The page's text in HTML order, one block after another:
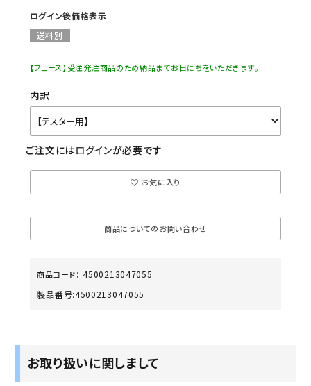
ログイン後価格表示
送料別
【フェース】受注発注商品のため納品までお日にちをいただきます。
内訳
ご注文にはログインが必要です
お気に入り
商品についてのお問い合わせ
商品コード： 4500213047055
製品番号:4500213047055
お取り扱いに関しまして